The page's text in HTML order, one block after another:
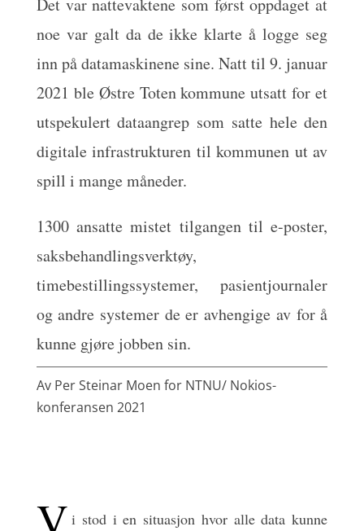
Det var nattevaktene som først oppdaget at
noe var galt da de ikke klarte å logge seg
inn på datamaskinene sine. Natt til 9. januar
2021 ble Østre Toten kommune utsatt for et
utspekulert dataangrep som satte hele den
digitale infrastrukturen til kommunen ut av
spill i mange måneder.
1300 ansatte mistet tilgangen til e-poster,
saksbehandlingsverktøy,
timebestillingssystemer, pasientjournaler
og andre systemer de er avhengige av for å
kunne gjøre jobben sin.
Av Per Steinar Moen for NTNU/ Nokios-
konferansen 2021
V i stod i en situasjon hvor alle data kunne